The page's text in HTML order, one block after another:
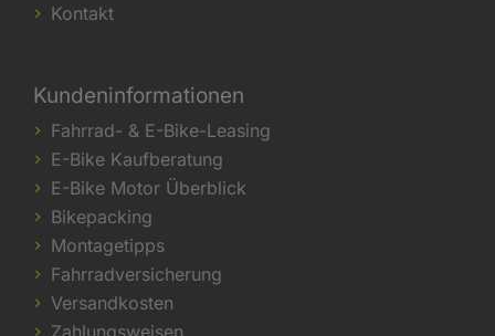
Kontakt
Kundeninformationen
Fahrrad- & E-Bike-Leasing
E-Bike Kaufberatung
E-Bike Motor Überblick
Bikepacking
Montagetipps
Fahrradversicherung
Versandkosten
Zahlungsweisen